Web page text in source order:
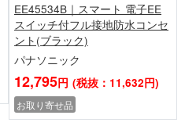
EE45534B｜スマート 電子EE
スイッチ付フル接地防水コンセ
ント(ブラック)
パナソニック
12,795円 (税抜：11,632円)
お取り寄せ品